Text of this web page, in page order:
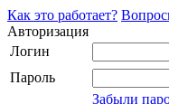
Как это работает?
Авторизация
Логин
Пароль
Забыли